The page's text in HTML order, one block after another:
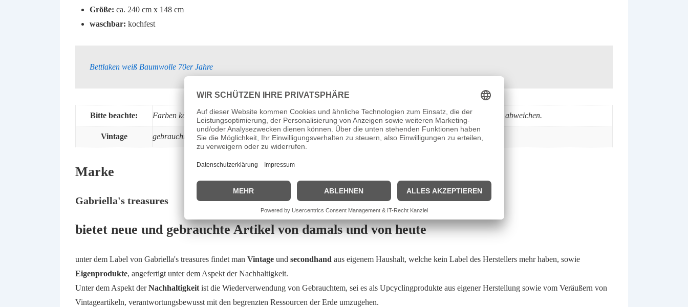
Größe: ca. 240 cm x 148 cm
waschbar: kochfest
Bettlaken weiß Baumwolle 70er Jahre
Bitte beachte: Farben können durch unterschiedliche Bildschirmeinstellungen möglicherweise von der tatsächlichen Farbe abweichen.
Vintage gebraucht
Marke
Gabriella's treasures
bietet neue und gebrauchte Artikel von damals und von heute
unter dem Label von Gabriella's treasures findet man Vintage und secondhand aus eigenem Haushalt, welche kein Label des Herstellers mehr haben, sowie
Eigenprodukte, angefertigt unter dem Aspekt der Nachhaltigkeit.
Unter dem Aspekt derNachhaltigkeit ist die Wiederverwendung von Gebrauchtem, sei es als Upcyclingprodukte aus eigener Herstellung sowie vom Veräußern von
Vintageartikeln, verantwortungsbewusst mit den begrenzten Ressourcen der Erde umzugehen.